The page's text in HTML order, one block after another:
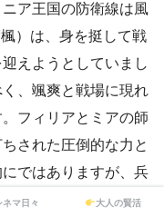
ア王国の防衛線は風
）は、身を挺して戦
えようとしていまし
、颯爽と戦場に現れ
フィリアとミアの師
された圧倒的な力と
ではありますが、兵
の凛とした佇まい、
ネマ日々 大人の賢活